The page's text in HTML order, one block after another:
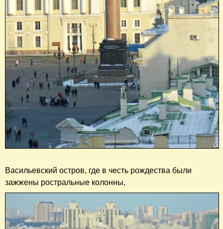
Васильевский остров, где в честь рождества были
зажжены ростральные колонны,